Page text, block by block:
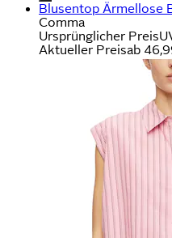
Blusentop Ärmellose
Comma
Ursprünglicher Preis
Aktueller Preisab